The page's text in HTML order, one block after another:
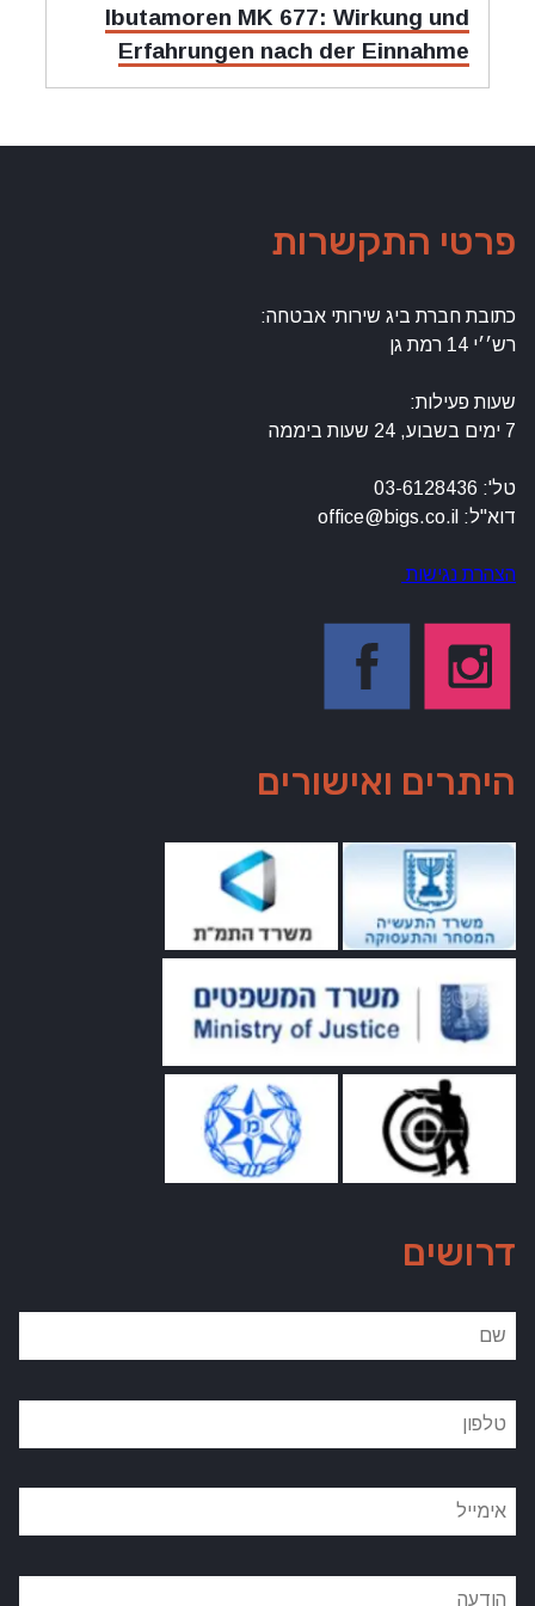
מאמר
הבאה:
Ibutamoren MK 677: Wirkung und
Erfahrungen nach der Einnahme
פרטי התקשרות
כתובת חברת ביג שירותי אבטחה:
רש׳׳י 14 רמת גן
שעות פעילות:
7 ימים בשבוע, 24 שעות ביממה
טל': 03-6128436
דוא"ל: office@bigs.co.il
הצהרת נגישות
היתרים ואישורים
דרושים